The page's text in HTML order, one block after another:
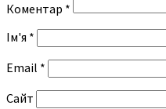
Коментар *
Ім'я *
Email *
Сайт